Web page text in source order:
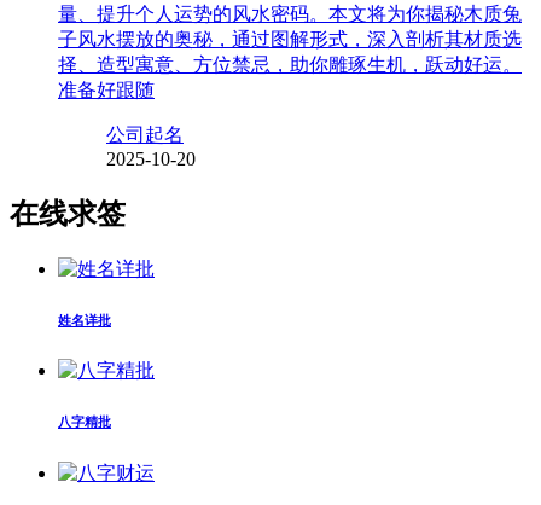
量、提升个人运势的风水密码。本文将为你揭秘木质兔
子风水摆放的奥秘，通过图解形式，深入剖析其材质选
择、造型寓意、方位禁忌，助你雕琢生机，跃动好运。
准备好跟随
公司起名
2025-10-20
在线求签
姓名详批
八字精批